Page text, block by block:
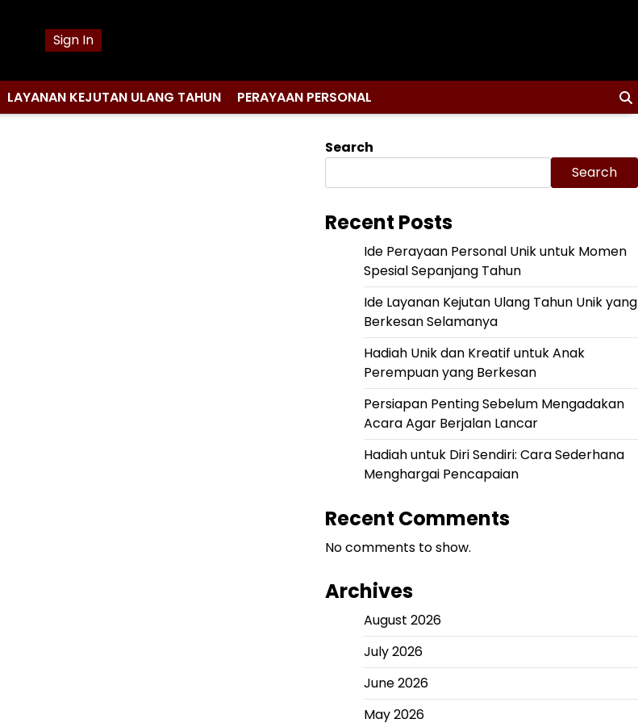
Sign In
LAYANAN KEJUTAN ULANG TAHUN PERAYAAN PERSONAL
Search
Search
Recent Posts
Ide Perayaan Personal Unik untuk Momen
Spesial Sepanjang Tahun
Ide Layanan Kejutan Ulang Tahun Unik yang
Berkesan Selamanya
Hadiah Unik dan Kreatif untuk Anak
Perempuan yang Berkesan
Persiapan Penting Sebelum Mengadakan
Acara Agar Berjalan Lancar
Hadiah untuk Diri Sendiri: Cara Sederhana
Menghargai Pencapaian
Recent Comments
No comments to show.
Archives
August 2026
July 2026
June 2026
May 2026